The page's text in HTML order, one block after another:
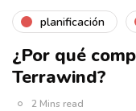
planificación
¿Por qué
Terrawind?
2 Mins read